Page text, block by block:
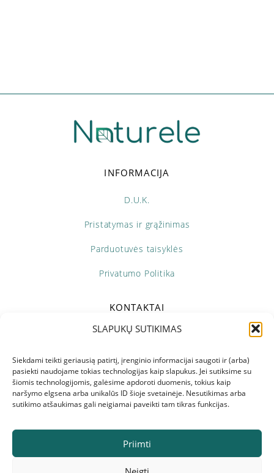
SLAPUKŲ SUTIKIMAS
Siekdami teikti geriausią patirtį, įrenginio informacijai saugoti ir (arba)
pasiekti naudojame tokias technologijas kaip slapukus. Jei sutiksime su
šiomis technologijomis, galėsime apdoroti duomenis, tokius kaip
naršymo elgsena arba unikalūs ID šioje svetainėje. Nesutikimas arba
sutikimo atšaukimas gali neigiamai paveikti tam tikras funkcijas.
Priimti
INFORMACIJA
D.U.K.
Pristatymas ir grąžinimas
Parduotuvės taisyklės
Privatumo Politika
KONTAKTAI
+370 673 69298
Pir - Pen: 10:00 - 18:00
info@naturele.lt